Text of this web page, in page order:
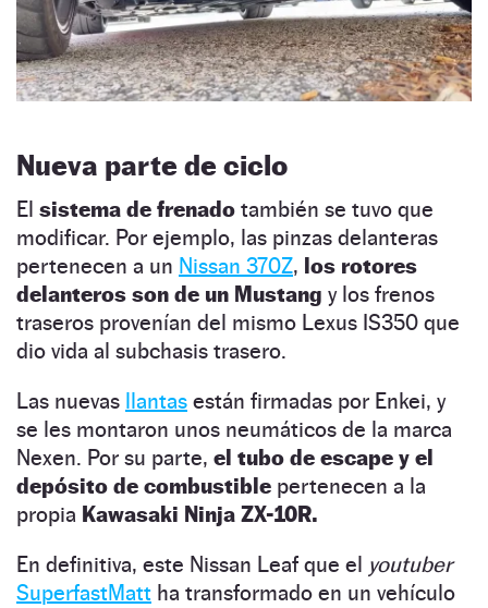
Nueva parte de ciclo
El sistema de frenado también se tuvo que
modificar. Por ejemplo, las pinzas delanteras
pertenecen a un Nissan 370Z, los rotores
delanteros son de un Mustang y los frenos
traseros provenían del mismo Lexus IS350 que
dio vida al subchasis trasero.
Las nuevas llantas están firmadas por Enkei, y
se les montaron unos neumáticos de la marca
Nexen. Por su parte, el tubo de escape y el
depósito de combustible pertenecen a la
propia Kawasaki Ninja ZX-10R.
En definitiva, este Nissan Leaf que el youtuber
SuperfastMatt ha transformado en un vehículo